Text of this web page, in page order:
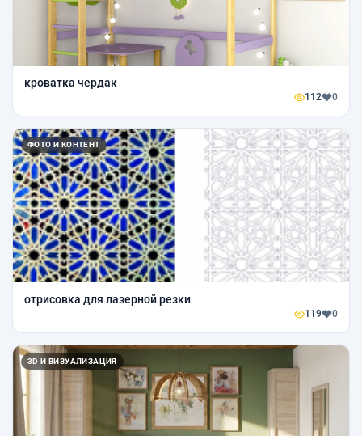
кроватка чердак
112 0
ФОТО И КОНТЕНТ
отрисовка для лазерной резки
119 0
3D И ВИЗУАЛИЗАЦИЯ